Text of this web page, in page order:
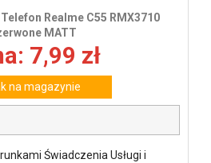
Realme C55 RMX3710
MATT
7,99 zł
na magazynie
Świadczenia Usługi i